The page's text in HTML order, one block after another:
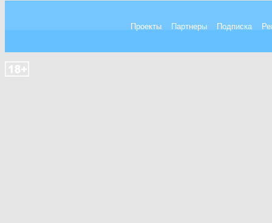
Проекты Партнеры Подписка